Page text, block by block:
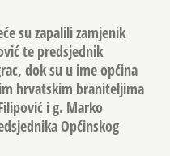
su zapalili zamjenik
te predsjednik
, dok su u ime općina
hrvatskim braniteljima
i g. Marko
Općinskog